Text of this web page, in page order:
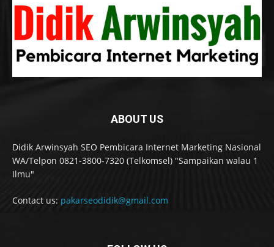
ABOUT US
Didik Arwinsyah SEO Pembicara Internet Marketing Nasional
WA/Telpon 0821-3800-7320 (Telkomsel) "Sampaikan walau 1
Ilmu"
Contact us: pakarseodidik@gmail.com